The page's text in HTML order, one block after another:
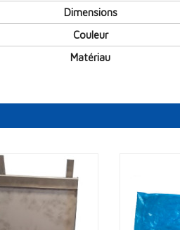
Dimensions
Couleur
Matériau